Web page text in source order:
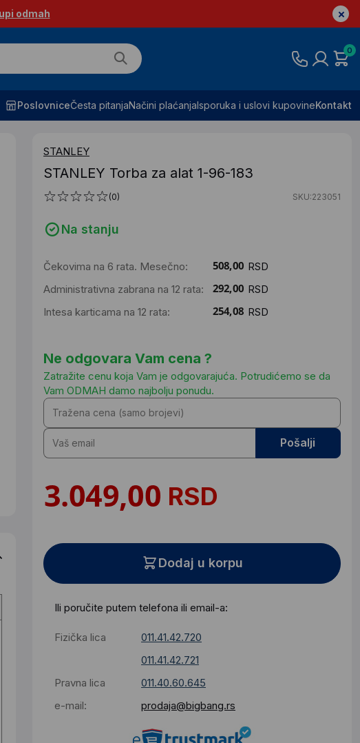
odmah
0
PoslovniceČesta pitanjaNačini plaćanjaIsporuka i uslovi kupovineKontakt
STANLEY
STANLEY Torba za alat 1-96-183
(0) SKU:223051
Na stanju
Čekovima na 6 rata. Mesečno:
RSD
Administrativna zabrana na 12 rata:
RSD
Intesa karticama na 12 rata:
RSD
Ne odgovara Vam cena ?
Zatražite cenu koja Vam je odgovarajuća. Potrudićemo se da
Vam ODMAH damo najbolju ponudu.
Pošalji
RSD
Dodaj u korpu
Ili poručite putem telefona ili email-a:
Fizička lica
011.41.42.720
011.41.42.721
Pravna lica
011.40.60.645
e-mail:
prodaja@bigbang.rs